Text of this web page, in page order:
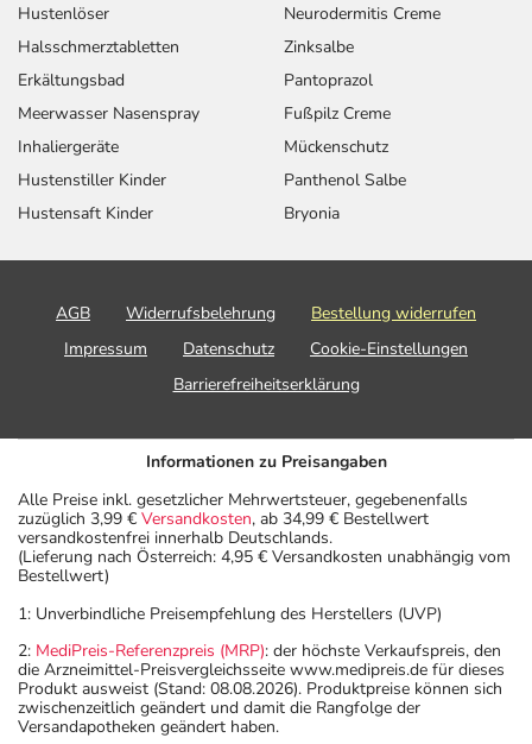
Hustenlöser
Halsschmerztabletten
Erkältungsbad
Meerwasser Nasenspray
Inhaliergeräte
Hustenstiller Kinder
Hustensaft Kinder
Neurodermitis Creme
Zinksalbe
Pantoprazol
Fußpilz Creme
Mückenschutz
Panthenol Salbe
Bryonia
AGB Widerrufsbelehrung
Bestellung widerrufen
Impressum
Datenschutz
Cookie-Einstellungen
Barrierefreiheitserklärung
Informationen zu Preisangaben
Alle Preise inkl. gesetzlicher Mehrwertsteuer, gegebenenfalls
zuzüglich 3,99 € Versandkosten, ab 34,99 € Bestellwert
versandkostenfrei innerhalb Deutschlands.
(Lieferung nach Österreich: 4,95 € Versandkosten unabhängig vom
Bestellwert)
1: Unverbindliche Preisempfehlung des Herstellers (UVP)
2: MediPreis-Referenzpreis (MRP): der höchste Verkaufspreis, den
die Arzneimittel-Preisvergleichsseite www.medipreis.de für dieses
Produkt ausweist (Stand: 08.08.2026). Produktpreise können sich
zwischenzeitlich geändert und damit die Rangfolge der
Versandapotheken geändert haben.